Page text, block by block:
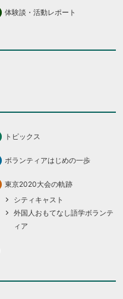
体験談・活動レポート
トピックス
ボランティアはじめの一歩
東京2020大会の軌跡
シティキャスト
外国人おもてなし語学ボランテ
ィア